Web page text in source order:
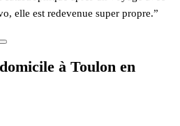
elle est redevenue super propre.”
à Toulon en